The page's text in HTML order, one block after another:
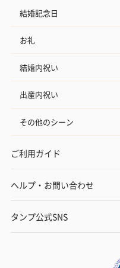
結婚記念日
お礼
結婚内祝い
出産内祝い
その他のシーン
ご利用ガイド
ヘルプ・お問い合わせ
タンプ公式SNS